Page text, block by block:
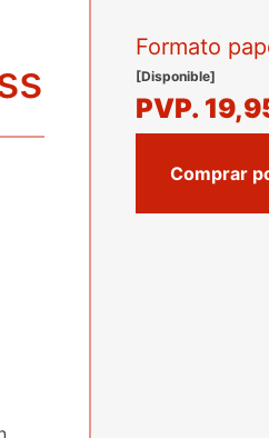
Formato
[Disponible]
PVP.